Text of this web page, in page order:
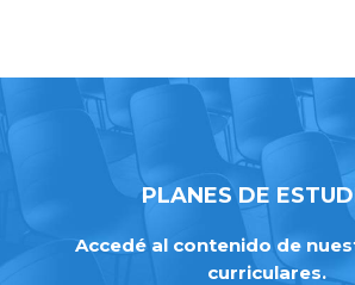
PLANES DE
Accedé al contenido de
curriculares.